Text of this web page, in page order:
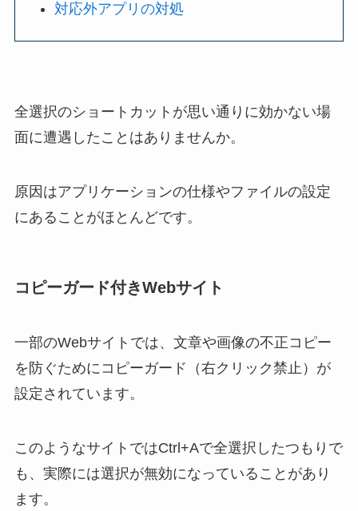
対応外アプリの対処
全選択のショートカットが思い通りに効かない場
面に遭遇したことはありませんか。
原因はアプリケーションの仕様やファイルの設定
にあることがほとんどです。
コピーガード付きWebサイト
一部のWebサイトでは、文章や画像の不正コピー
を防ぐためにコピーガード（右クリック禁止）が
設定されています。
このようなサイトではCtrl+Aで全選択したつもりで
も、実際には選択が無効になっていることがあり
ます。